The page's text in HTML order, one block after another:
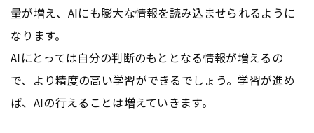
量が増え、AIにも膨大な情報を読み込ませられるように
なります。
AIにとっては自分の判断のもととなる情報が増えるの
で、より精度の高い学習ができるでしょう。学習が進め
ば、AIの行えることは増えていきます。